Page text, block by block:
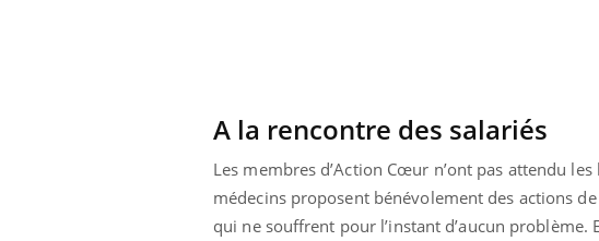
A la rencontre des salariés
Les membres d’Action Cœur n’ont pas attendu
médecins proposent bénévolement des actions
qui ne souffrent pour l’instant d’aucun